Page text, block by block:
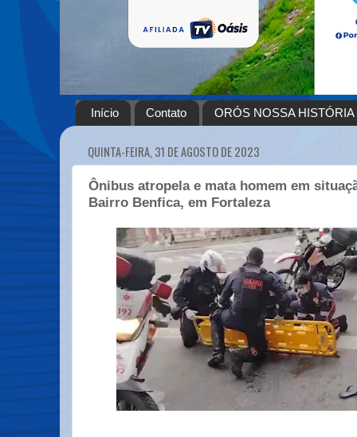
Início Contato ORÓS NOSSA HISTÓRIA
QUINTA-FEIRA, 31 DE AGOSTO DE 2023
Ônibus atropela e mata homem em
Bairro Benfica, em Fortaleza